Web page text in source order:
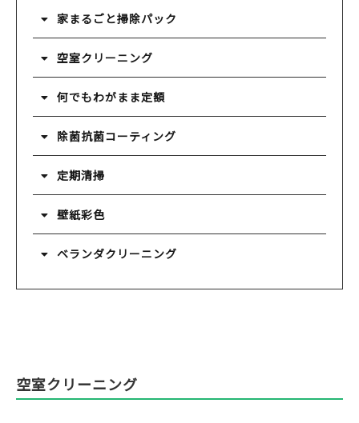
家まるごと掃除パック
空室クリーニング
何でもわがまま定額
除菌抗菌コーティング
定期清掃
壁紙彩色
ベランダクリーニング
空室クリーニング